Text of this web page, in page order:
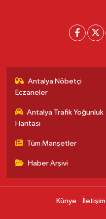
Antalya Nöbetçi
Eczaneler
Antalya Trafik Yoğunluk
Haritası
Tüm Manşetler
Haber Arşivi
Künye İletişim